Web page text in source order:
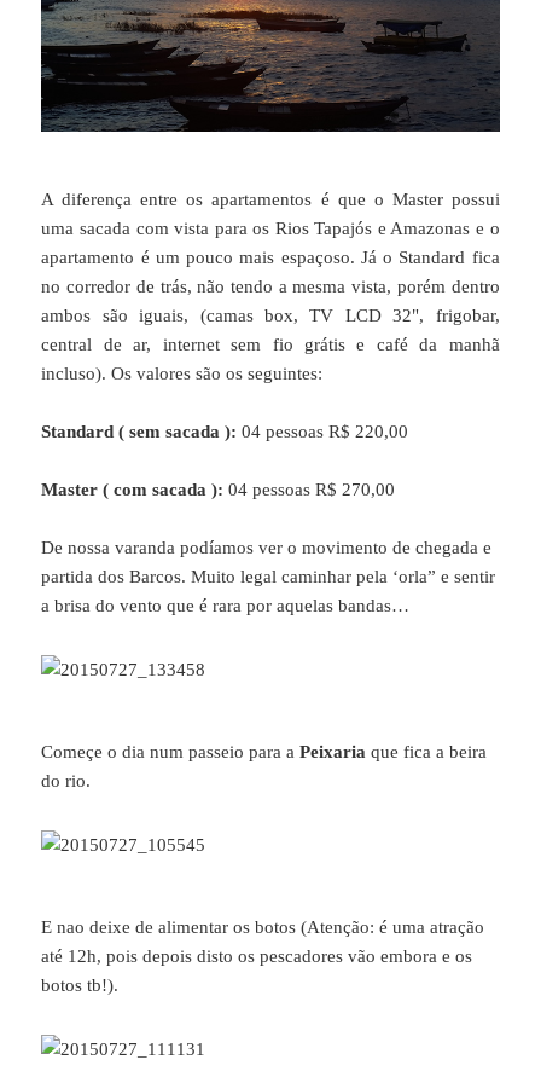
A diferença entre os apartamentos é que o Master possui
uma sacada com vista para os Rios Tapajós e Amazonas e o
apartamento é um pouco mais espaçoso. Já o Standard fica
no corredor de trás, não tendo a mesma vista, porém dentro
ambos são iguais, (camas box, TV LCD 32", frigobar,
central de ar, internet sem fio grátis e café da manhã
incluso). Os valores são os seguintes:
Standard ( sem sacada ):04 pessoas R$ 220,00
Master ( com sacada ):04 pessoas R$ 270,00
De nossa varanda podíamos ver o movimento de chegada e
partida dos Barcos. Muito legal caminhar pela ‘orla” e sentir
a brisa do vento que é rara por aquelas bandas…
Começe o dia num passeio para a Peixaria que fica a beira
do rio.
E nao deixe de alimentar os botos (Atenção: é uma atração
até 12h, pois depois disto os pescadores vão embora e os
botos tb!).